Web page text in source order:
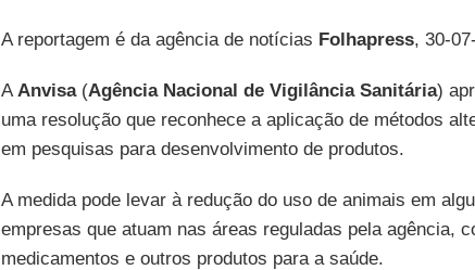
A reportagem é da agência de notícias Folhapress, 30-
AAnvisa(Agência Nacional de Vigilância Sanitária)
uma resolução que reconhece a aplicação de métodos
em pesquisas para desenvolvimento de produtos.
A medida pode levar à redução do uso de animais em
empresas que atuam nas áreas reguladas pela agência,
medicamentos e outros produtos para a saúde.